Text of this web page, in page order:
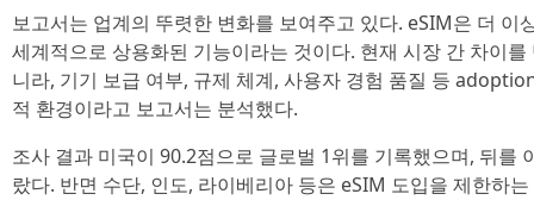
보고서는 업계의 뚜렷한 변화를 보여주고 있다. eSIM은 더 이
세계적으로 상용화된 기능이라는 것이다. 현재 시장 간 차이
니라, 기기 보급 여부, 규제 체계, 사용자 경험 품질 등
적 환경이라고 보고서는 분석했다.
조사 결과 미국이 90.2점으로 글로벌 1위를 기록했으며, 뒤를
랐다. 반면 수단, 인도, 라이베리아 등은 eSIM 도입을 제한하